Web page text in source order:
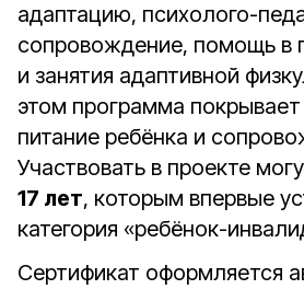
адаптацию, психолого-
сопровождение, помощь в
и занятия адаптивной
этом программа
питание ребёнка и
Участвовать в проекте
17 лет, которым впервые
категория «ребёнок-
Сертификат оформляется